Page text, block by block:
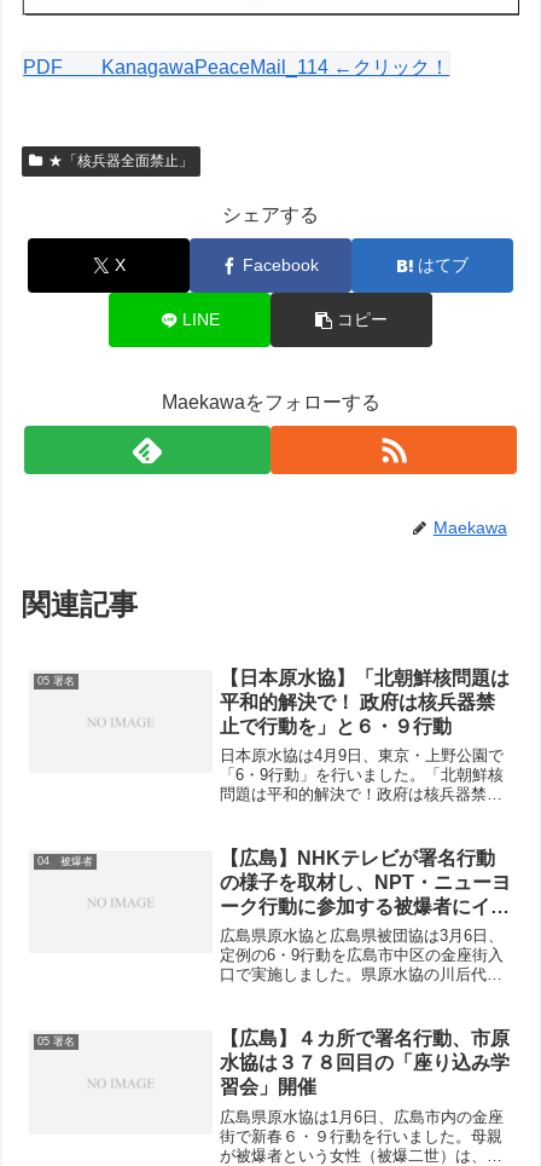
PDF KanagawaPeaceMail_114 ←クリック！
★「核兵器全面禁止」
シェアする
X Facebook はてブ
LINE コピー
Maekawaをフォローする
Maekawa
関連記事
05 署名
【日本原水協】「北朝鮮核問題は
平和的解決で！ 政府は核兵器禁
止で行動を」と６・９行動
日本原水協は4月9日、東京・上野公園で
「6・9行動」を行いました。「北朝鮮核
問題は平和的解決で！政府は核兵器禁止
のアピール」署名の呼びかけに外国人観
光客や親子連れなどが応...
04 被爆者
【広島】NHKテレビが署名行動
の様子を取材し、NPT・ニューヨ
ーク行動に参加する被爆者にイン
タビュー
広島県原水協と広島県被団協は3月6日、
定例の6・9行動を広島市中区の金座街入
口で実施しました。県原水協の川后代表
約）再検討会議が間近に迫っていること
や、前回の会議に...
05 署名
【広島】４カ所で署名行動、市原
水協は３７８回目の「座り込み学
習会」開催
広島県原水協は1月6日、広島市内の金座
街で新春６・９行動を行いました。母親
が被爆者という女性（被爆二世）は、